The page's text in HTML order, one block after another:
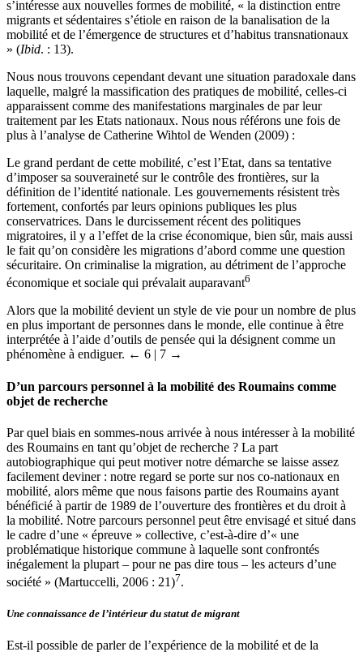
un rôle considérable. Pour la sociologue Mihaela Nedelcu, qui
s’intéresse aux nouvelles formes de mobilité, « la distinction entre
migrants et sédentaires s’étiole en raison de la banalisation de la
mobilité et de l’émergence de structures et d’habitus transnationaux
Nous nous trouvons cependant devant une situation paradoxale dans
laquelle, malgré la massification des pratiques de mobilité, celles-ci
apparaissent comme des manifestations marginales de par leur
traitement par les Etats nationaux. Nous nous référons une fois de
Le grand perdant de cette mobilité, c’est l’Etat, dans sa tentative
d’imposer sa souveraineté sur le contrôle des frontières, sur la
définition de l’identité nationale. Les gouvernements résistent très
fortement, confortés par leurs opinions publiques les plus
conservatrices. Dans le durcissement récent des politiques
migratoires, il y a l’effet de la crise économique, bien sûr, mais aussi
le fait qu’on considère les migrations d’abord comme une question
sécuritaire. On criminalise la migration, au détriment de l’approche
Alors que la mobilité devient un style de vie pour un nombre de plus
en plus important de personnes dans le monde, elle continue à être
interprétée à l’aide d’outils de pensée qui la désignent comme un
D’un parcours personnel à la mobilité des Roumains comme
Par quel biais en sommes-nous arrivée à nous intéresser à la mobilité
des Roumains en tant qu’objet de recherche ? La part
autobiographique qui peut motiver notre démarche se laisse assez
facilement deviner : notre regard se porte sur nos co-nationaux en
mobilité, alors même que nous faisons partie des Roumains ayant
bénéficié à partir de 1989 de l’ouverture des frontières et du droit à
la mobilité. Notre parcours personnel peut être envisagé et situé dans
le cadre d’une « épreuve » collective, c’est-à-dire d’« une
problématique historique commune à laquelle sont confrontés
inégalement la plupart – pour ne pas dire tous – les acteurs d’une